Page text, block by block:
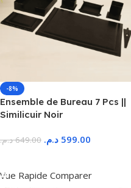
-8%
Ensemble de Bureau 7 Pcs ||
Similicuir Noir
649.00 د.م. 599.00 د.م.
Vue Rapide Comparer